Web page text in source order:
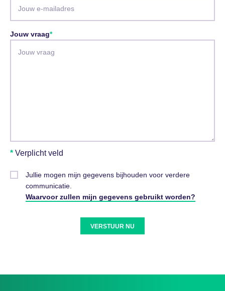
Jouw vraag
* Verplicht veld
Jullie mogen mijn gegevens bijhouden voor verdere
communicatie.
Waarvoor zullen mijn gegevens gebruikt worden?
VERSTUUR NU